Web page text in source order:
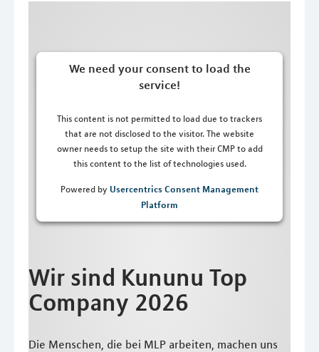
We need your consent to load the
service!
This content is not permitted to load due to trackers
that are not disclosed to the visitor. The website
owner needs to setup the site with their CMP to add
this content to the list of technologies used.
Powered by Usercentrics Consent Management
Platform
Wir sind Kununu Top
Company 2026
Die Menschen, die bei MLP arbeiten, machen uns